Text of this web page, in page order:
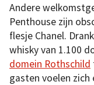
Andere
Penthouse zijn
flesje Chanel.
whisky van 1.100
domein Rothschild
gasten voelen zich